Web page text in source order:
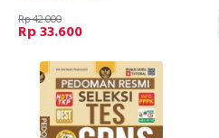
Rp 42.000
Rp 33.600